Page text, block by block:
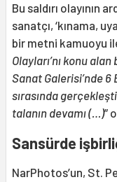
Bu saldırı olayının
sanatçı, ‘kınama,
bir metni kamuoyu
Olayları’nı konu
Sanat Galerisi’nde 6
sırasında
talanın devamı (…)”
Sansürde
NarPhotos’un, St.